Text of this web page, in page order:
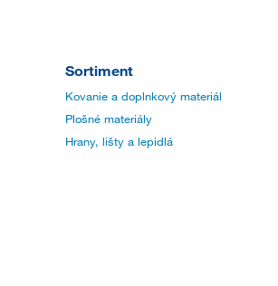
Sortiment
Kovanie a doplnkový materiál
Plošné materiály
Hrany, lišty a lepidlá